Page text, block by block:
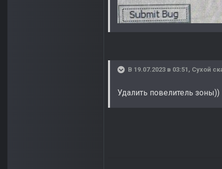
В 19.07.2023 в 03:51, Сухой
Удалить повелитель зоны))